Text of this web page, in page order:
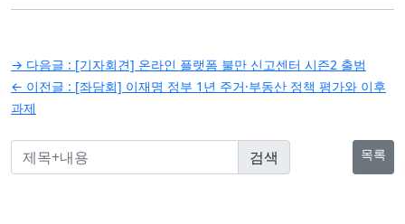
글
탐
색
→ 다음글 : [기자회견] 온라인 플랫폼 불만 신고센터 시즌2 출범
← 이전글 : [좌담회] 이재명 정부 1년 주거·부동산 정책 평가와 이후
과제
목록